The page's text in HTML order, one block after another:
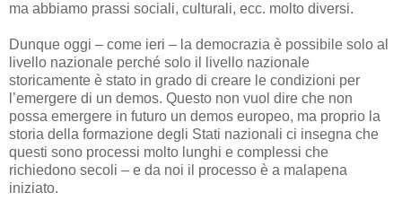
ma abbiamo prassi sociali, culturali, ecc. molto diversi.
Dunque oggi – come ieri – la democrazia è possibile solo al
livello nazionale perché solo il livello nazionale
storicamente è stato in grado di creare le condizioni per
l’emergere di un demos. Questo non vuol dire che non
possa emergere in futuro un demos europeo, ma proprio la
storia della formazione degli Stati nazionali ci insegna che
questi sono processi molto lunghi e complessi che
richiedono secoli – e da noi il processo è a malapena
iniziato.